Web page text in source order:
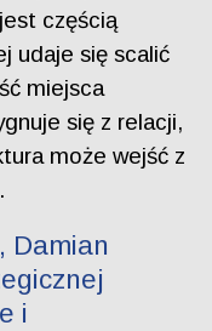
częścią
udaje się scalić
miejsca
się z relacji,
może wejść z
Damian
i